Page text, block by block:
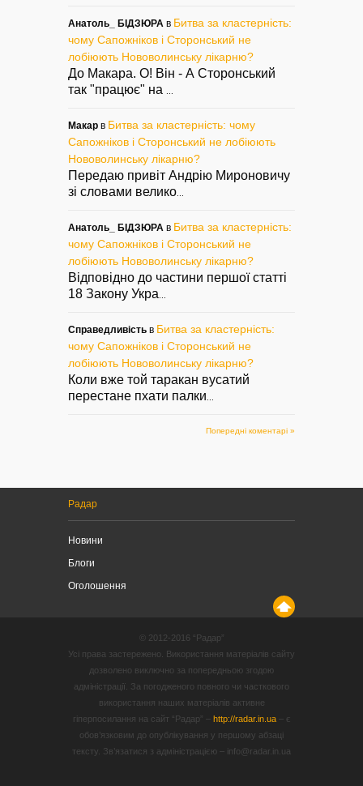
Анатоль_ БІДЗЮРА в Битва за кластерність:
чому Сапожніков і Сторонський не
лобіюють Нововолинську лікарню?
До Макара. О! Він - А Сторонський
так "працює" на
Макар в Битва за кластерність: чому
Сапожніков і Сторонський не лобіюють
Нововолинську лікарню?
Передаю привіт Андрію Мироновичу
зі словами велико
Анатоль_ БІДЗЮРА в Битва за кластерність:
чому Сапожніков і Сторонський не
лобіюють Нововолинську лікарню?
Відповідно до частини першої статті
18 Закону Укра
Справедливість в Битва за кластерність:
чому Сапожніков і Сторонський не
лобіюють Нововолинську лікарню?
Коли вже той таракан вусатий
перестане пхати палки
Попередні коментарі »
Радар
Новини
Блоги
Оголошення
© 2012-2016 “Радар”
Усі права застережено. Використання матеріалів сайту
дозволено виключно за попередньою згодою
адміністрації. За погодженого повного чи часткового
використання наших матеріалів активне
гіперпосилання на сайт “Радар” – http://radar.in.ua– є
обов’язковим до опублікування у першому абзаці
тексту. Зв’язатися з адміністрацією – info@radar.in.ua